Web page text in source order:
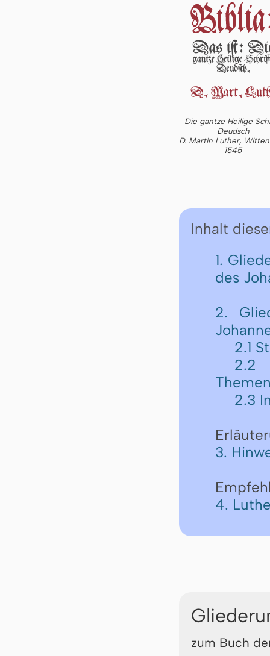
Die gantze Heilige
Deudsch
D. Martin Luther,
1545
Inhalt
1.
des
2.
2.1
2.2
2.3
3.
4.
zum Buch